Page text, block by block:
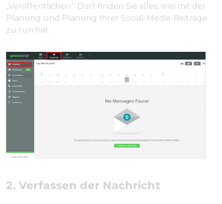
„Veröffentlichen“. Dort finden Sie alles, was mit der
Planung und Planung Ihrer Social-Media-Beiträge
zu tun hat.
2. Verfassen der Nachricht